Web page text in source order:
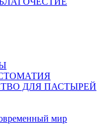
ДЛЯ ПАСТЫРЕЙ
мир